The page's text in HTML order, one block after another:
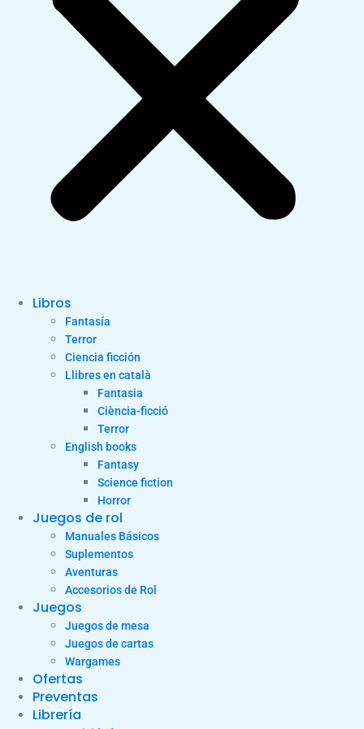
Libros
Fantasía
Terror
Ciencia ficción
Llibres en català
Fantasia
Ciència-ficció
Terror
English books
Fantasy
Science fiction
Horror
Juegos de rol
Manuales Básicos
Suplementos
Aventuras
Accesorios de Rol
Juegos
Juegos de mesa
Juegos de cartas
Wargames
Ofertas
Preventas
Librería